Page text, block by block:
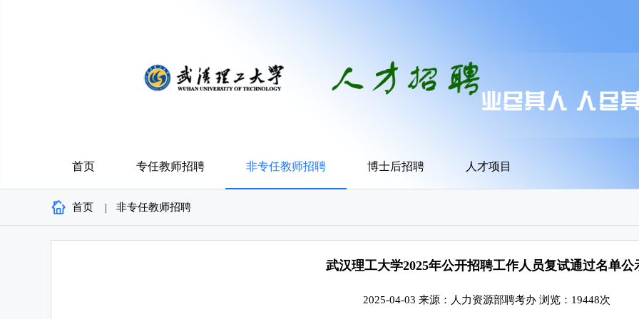
首页 专任教师招聘 非专任教师招聘 博士后招聘 人才项目
首页 | 非专任教师招聘
武汉理工大学2025年公开招聘工作人员复试通过名单公
2025-04-03 来源：人力资源部聘考办 浏览：19448次